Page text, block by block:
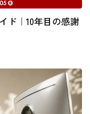
ド｜10年目の感謝